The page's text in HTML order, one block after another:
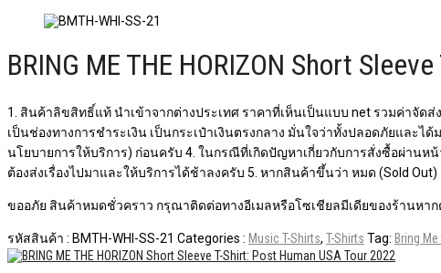
BRING ME THE HORIZON Short
1. สินค้าลิขสิทธิ์แท้ นำเข้าจากต่างประเทศ ราคาที่เห็นเป็นแบบ net รวมค่าจัด
เป็นช่องทางการชำระเงิน เป็นกระเป๋าเงินตรงกลาง มั่นใจว่าทั้งปลอดภัยและ
นโยบายการให้บริการ) ก่อนครับ 4. ในกรณีที่เกิดปัญหาเกี่ยวกับการสั่งซื้อผ่านห
ต้องส่งเรื่องไปมาและให้บริการได้ช้าลงครับ 5. หากสินค้าขึ้นว่า หมด (Sold
ขออภัย สินค้าหมดชั่วคราว กรุณาติดต่อทางอีเมลหรือโซเชียลมีเดียของร้านหาก
รหัสสินค้า : BMTH-WHI-SS-21 Categories : Music T-Shirts, T-Shirts Tag: Bring